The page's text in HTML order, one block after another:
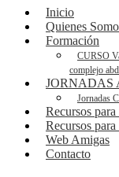
Inicio
Quienes
Formación
CURSO
complejo
JORNADAS
Jornadas
Recursos para
Recursos
Web Amigas
Contacto